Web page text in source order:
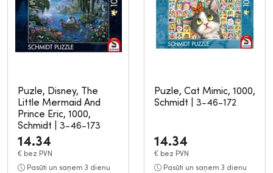
Puzle, Disney, The
Little Mermaid And
Prince Eric, 1000,
Schmidt
3-46-173
14.34
€ bez PVN
Pasūti un saņem 3 dienu
Puzle, Cat Mimic, 1000,
Schmidt
3-46-172
14.34
€ bez PVN
Pasūti un saņem 3 dienu